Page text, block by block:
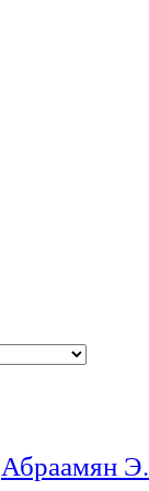
Абраамян Э.